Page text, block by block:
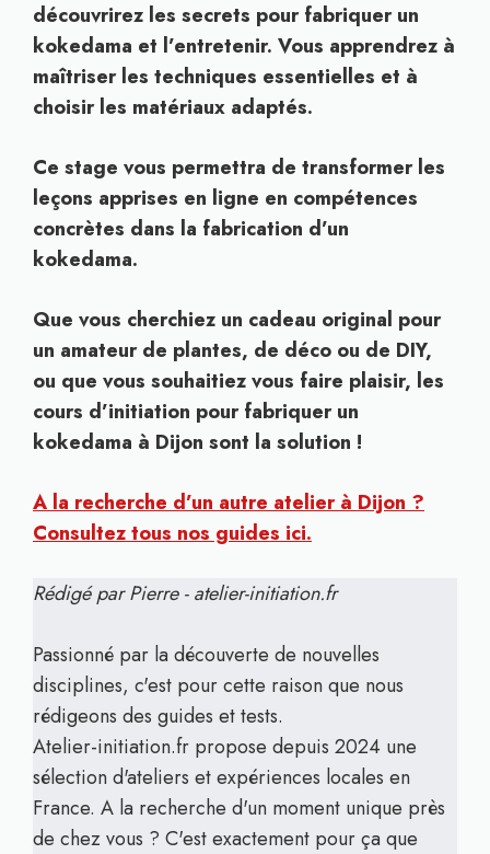
découvrirez les secrets pour fabriquer un
kokedama et l’entretenir. Vous apprendrez à
maîtriser les techniques essentielles et à
choisir les matériaux adaptés.
Ce stage vous permettra de transformer les
leçons apprises en ligne en compétences
concrètes dans la fabrication d’un
kokedama.
Que vous cherchiez un cadeau original pour
un amateur de plantes, de déco ou de DIY,
ou que vous souhaitiez vous faire plaisir, les
cours d’initiation pour fabriquer un
kokedama à Dijon sont la solution !
A la recherche d’un autre atelier à Dijon ?
Consultez tous nos guides ici.
Rédigé par Pierre - atelier-initiation.fr
Passionné par la découverte de nouvelles
disciplines, c'est pour cette raison que nous
rédigeons des guides et tests.
Atelier-initiation.fr propose depuis 2024 une
sélection d'ateliers et expériences locales en
France. A la recherche d'un moment unique près
de chez vous ? C'est exactement pour ça que